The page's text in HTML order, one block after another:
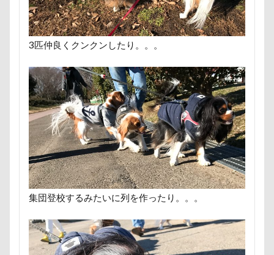
3匹仲良くクンクンしたり。。。
集団登校するみたいに列を作ったり。。。
沖縄県
沖縄旅行 沖縄サンプラザホテル
水元公園
毛玉 残像 河津桜 歯磨き
樹脂粘土
横浜港シンボルタワー
温泉
涼感バーセア 浸透印 海風
海浜公園
海ほたる
洗濯物 海の幸 海ちゃん
浅間牧場
浅間火山博物館 浅間大滝
流山市
フィラリア症検査
15-Fifteen-
となりのトトロ
なんちゃって
なっちゃん なすがまま
なかよ
どアップ
どんぐり どっちだ？
ととみちゃん
つまんない
つまらなそう つまらない
ちょーだいキャバリア
ちゃーくん
ちくわちゃん
にゃんこ学園
たぷたぷ ひめはるの里